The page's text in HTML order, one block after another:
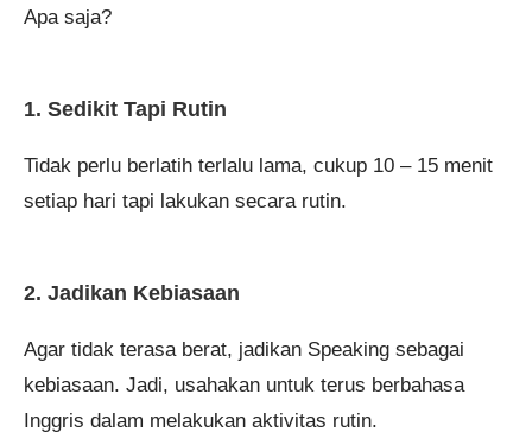
Apa saja?
1. Sedikit Tapi Rutin
Tidak perlu berlatih terlalu lama, cukup 10 – 15 menit
setiap hari tapi lakukan secara rutin.
2. Jadikan Kebiasaan
Agar tidak terasa berat, jadikan Speaking sebagai
kebiasaan. Jadi, usahakan untuk terus berbahasa
Inggris dalam melakukan aktivitas rutin.